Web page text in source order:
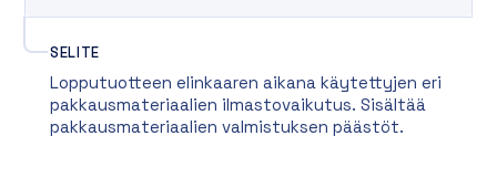
SELITE
Lopputuotteen elinkaaren aikana käytettyjen eri
pakkausmateriaalien ilmastovaikutus. Sisältää
pakkausmateriaalien valmistuksen päästöt.